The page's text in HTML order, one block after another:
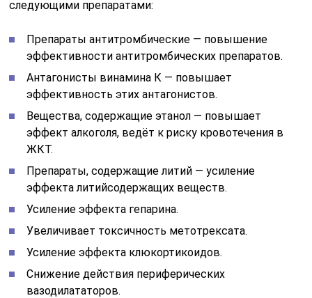
следующими препаратами:
Препараты антитромбические — повышение
эффективности антитромбических препаратов.
Антагонисты винамина К — повышает
эффективность этих антагонистов.
Вещества, содержащие этанол — повышает
эффект алкоголя, ведёт к риску кровотечения в
ЖКТ.
Препараты, содержащие литий — усиление
эффекта литийсодержащих веществ.
Усиление эффекта гепарина.
Увеличивает токсичность метотрексата.
Усиление эффекта клюкортикоидов.
Снижение действия периферических
вазодилататоров.